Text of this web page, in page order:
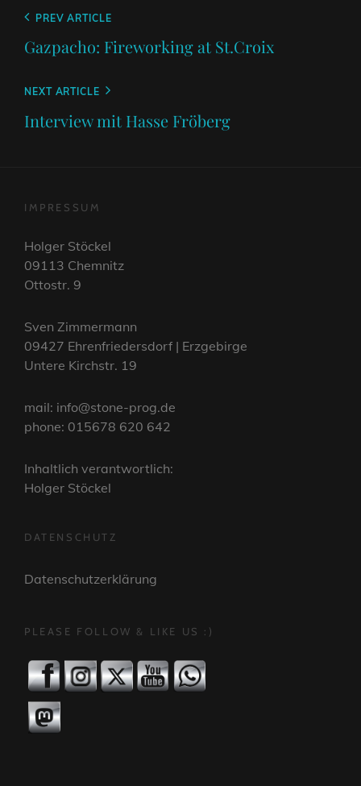
Beitragsnavigation
Previous
Post
PREV ARTICLE
Gazpacho: Fireworking at St.Croix
Next
NEXT ARTICLE
Interview mit Hasse Fröberg
IMPRESSUM
Holger Stöckel
09113 Chemnitz
Ottostr. 9
Sven Zimmermann
09427 Ehrenfriedersdorf | Erzgebirge
Untere Kirchstr. 19
mail: info@stone-prog.de
phone: 015678 620 642
Inhaltlich verantwortlich:
Holger Stöckel
DATENSCHUTZ
Datenschutzerklärung
PLEASE FOLLOW & LIKE US :)